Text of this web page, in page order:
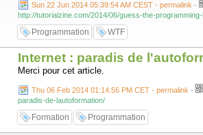
Sun 22 Jun 2014 05:39:54 AM CEST - permalink -
http://tutorialzine.com/2014/06/guess-the-
Programmation WTF
Internet : paradis de
Merci pour cet article.
Thu 06 Feb 2014 01:14:56 PM CET - permalink -
paradis-de-lautoformation/
Formation Programmation